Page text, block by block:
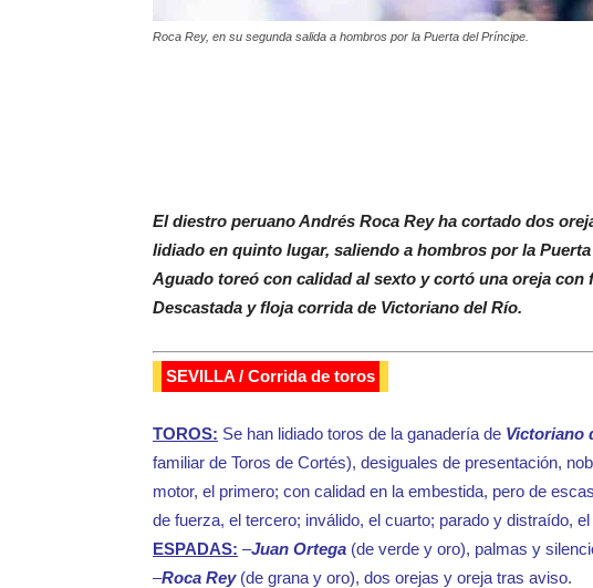
Roca Rey, en su segunda salida a hombros por la Puerta del Príncipe.
El diestro peruano Andrés Roca Rey ha cortado dos
lidiado en quinto lugar, saliendo a hombros por la
Aguado toreó con calidad al sexto y cortó una oreja con
Descastada y floja corrida de Victoriano del Río.
SEVILLA / Corrida de toros
TOROS: Se han lidiado toros de la ganadería de Victoriano
familiar de Toros de Cortés), desiguales de presentación,
motor, el primero; con calidad en la embestida, pero de
de fuerza, el tercero; inválido, el cuarto; parado y distraído,
ESPADAS: –Juan Ortega (de verde y oro), palmas y
–Roca Rey(de grana y oro), dos orejas y oreja tras aviso.